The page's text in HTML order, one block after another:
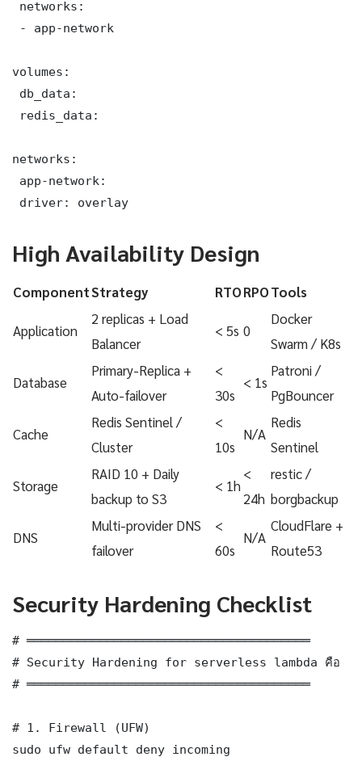
networks:
- app-network
volumes:
db_data:
redis_data:
networks:
app-network:
driver: overlay
High Availability Design
ComponentStrategy RTORPOTools
Application
2 replicas + Load
Balancer
< 5s 0
Docker
Swarm / K8s
Database
Primary-Replica +
Auto-failover
<
30s
< 1s
Patroni /
PgBouncer
Cache
Redis Sentinel /
Cluster
<
10s
N/A
Redis
Sentinel
Storage
RAID 10 + Daily
backup to S3
< 1h
<
24h
restic /
borgbackup
DNS
Multi-provider DNS
failover
<
60s
N/A
CloudFlare +
Route53
Security Hardening Checklist
# ═══════════════════════════════════════
# Security Hardening for serverless lambda คือ
# ═══════════════════════════════════════
# 1. Firewall (UFW)
sudo ufw default deny incoming